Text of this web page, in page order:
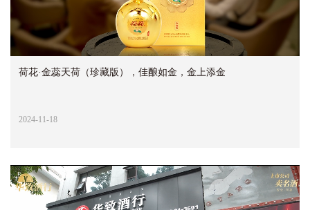
荷花·金蕊天荷（珍藏版），佳酿如金，金上添金
2024-11-18